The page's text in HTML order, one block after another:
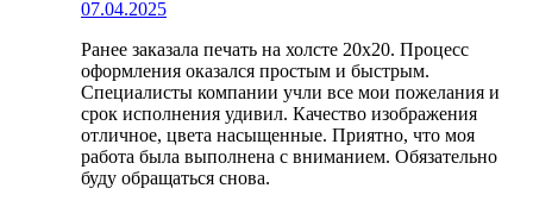
07.04.2025
Ранее заказала печать на холсте 20х20. Процесс
оформления оказался простым и быстрым.
Специалисты компании учли все мои пожелания и
срок исполнения удивил. Качество изображения
отличное, цвета насыщенные. Приятно, что моя
работа была выполнена с вниманием. Обязательно
буду обращаться снова.